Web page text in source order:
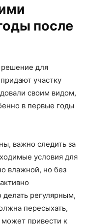
после
решение для
участку
своим видом,
в первые годы
важно следить за
условия для
влажной, но без
регулярным,
пересыхать,
может привести к